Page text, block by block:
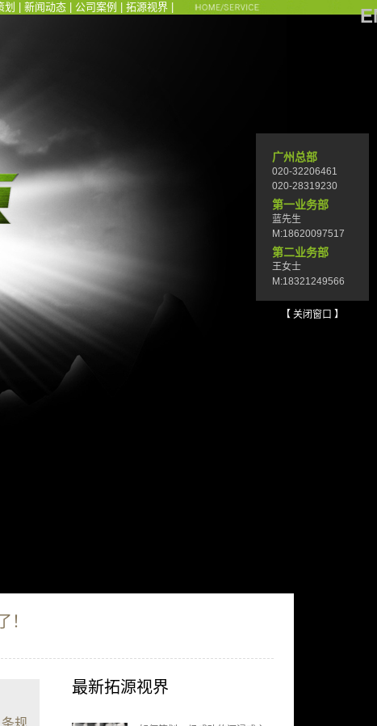
划 新闻动态 公司案例 拓源视界
！
规
最新拓源视界
广州总部
020-32206461
020-28319230
第一业务部
蓝先生
M:18620097517
第二业务部
王女士
M:18321249566
【 关闭窗口 】